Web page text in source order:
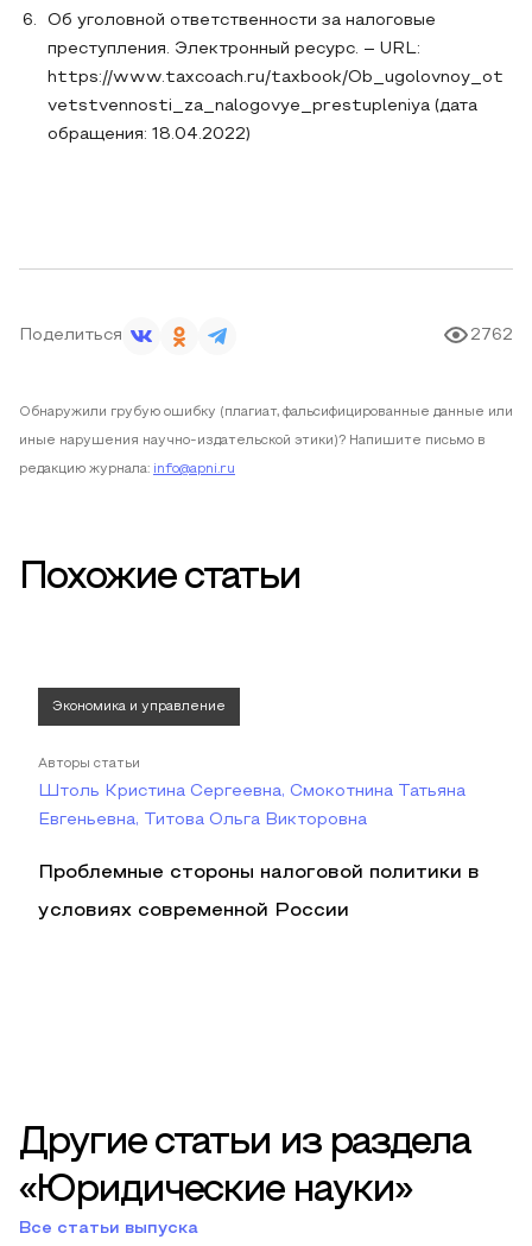
Об уголовной ответственности за налоговые
преступления. Электронный ресурс. – URL:
https://www.taxcoach.ru/taxbook/Ob_ugolovnoy_ot
vetstvennosti_za_nalogovye_prestupleniya (дата
обращения: 18.04.2022)
Поделиться 2762
Обнаружили грубую ошибку (плагиат, фальсифицированные данные или
иные нарушения научно-издательской этики)? Напишите письмо в
редакцию журнала: info@apni.ru
Похожие статьи
Экономика и управление
Авторы статьи
Штоль Кристина Сергеевна, Смокотнина Татьяна
Евгеньевна, Титова Ольга Викторовна
Проблемные стороны налоговой политики в
условиях современной России
Другие статьи из раздела
«Юридические науки»
Все статьи выпуска